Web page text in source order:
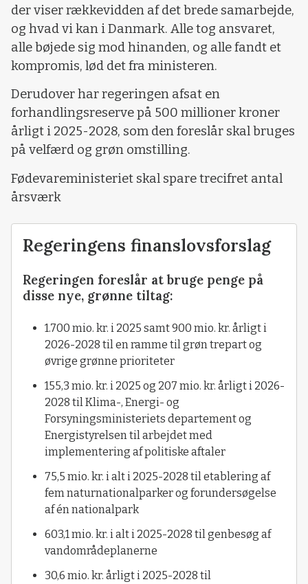
der viser rækkevidden af det brede samarbejde,
og hvad vi kan i Danmark. Alle tog ansvaret,
alle bøjede sig mod hinanden, og alle fandt et
kompromis, lød det fra ministeren.
Derudover har regeringen afsat en
forhandlingsreserve på 500 millioner kroner
årligt i 2025-2028, som den foreslår skal bruges
på velfærd og grøn omstilling.
Fødevareministeriet skal spare trecifret antal
årsværk
Regeringens finanslovsforslag
Regeringen foreslår at bruge penge på
disse nye, grønne tiltag:
1.700 mio. kr. i 2025 samt 900 mio. kr. årligt i
2026-2028 til en ramme til grøn trepart og
øvrige grønne prioriteter
155,3 mio. kr. i 2025 og 207 mio. kr. årligt i 2026-
2028 til Klima-, Energi- og
Forsyningsministeriets departement og
Energistyrelsen til arbejdet med
implementering af politiske aftaler
75,5 mio. kr. i alt i 2025-2028 til etablering af
fem naturnationalparker og forundersøgelse
af én nationalpark
603,1 mio. kr. i alt i 2025-2028 til genbesøg af
vandområdeplanerne
30,6 mio. kr. årligt i 2025-2028 til